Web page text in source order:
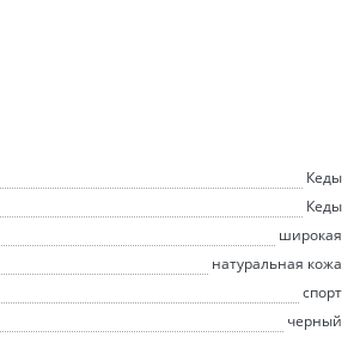
Кеды
Кеды
широкая
натуральная кожа
спорт
черный